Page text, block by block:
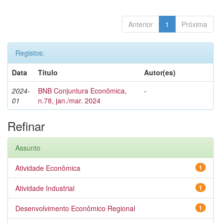
Anterior 1 Próxima
Registos:
Data
Título
Autor(es)
2024-
01
BNB Conjuntura Econômica,
n.78, jan./mar. 2024
-
Refinar
Assunto
1
Atividade Econômica
1
Atividade Industrial
1
Desenvolvimento Econômico Regional